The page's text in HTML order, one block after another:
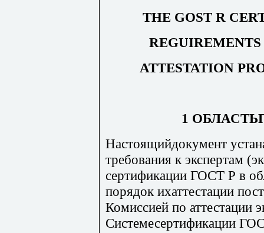
THE GOST R
ATTESTATION
1
Настоящийдокумент
требования к экспертам
сертификации ГОСТ Р в
порядок ихаттестации
Комиссией по аттестации
Системесертификации